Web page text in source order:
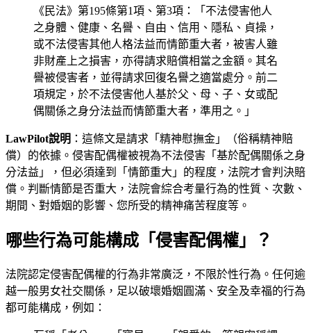
《民法》第195條第1項、第3項：「不法侵害他人
之身體、健康、名譽、自由、信用、隱私、貞操，
或不法侵害其他人格法益而情節重大者，被害人雖
非財產上之損害，亦得請求賠償相當之金額。其名
譽被侵害者，並得請求回復名譽之適當處分。前二
項規定，於不法侵害他人基於父、母、子、女或配
偶關係之身分法益而情節重大者，準用之。」
LawPilot說明 ：這條文是請求「精神慰撫金」（俗稱精神賠
償）的依據。侵害配偶權被視為不法侵害「基於配偶關係之身
分法益」，但必須達到「情節重大」的程度，法院才會判決賠
償。判斷情節是否重大，法院會綜合考量行為的性質、次數、
期間、對婚姻的影響、您所受的精神痛苦程度等。
哪些行為可能構成「侵害配偶權」？
法院認定侵害配偶權的行為非常廣泛，不限於性行為。任何逾
越一般男女社交關係，足以破壞婚姻圓滿、安全及幸福的行為
都可能構成，例如：